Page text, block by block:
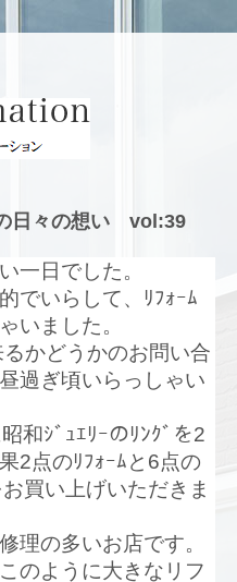
日々の想い vol:39
一日でした。
でいらして、 ﾘﾌｫｰﾑ
いました。
かどうかのお問い合
過ぎ頃いらっしゃい
和ｼﾞｭｴﾘｰのﾘﾝｸﾞを2
2点のﾘﾌｫｰﾑと6点の
買い上げいただきま
理の多いお店です。
のように大きなリフ